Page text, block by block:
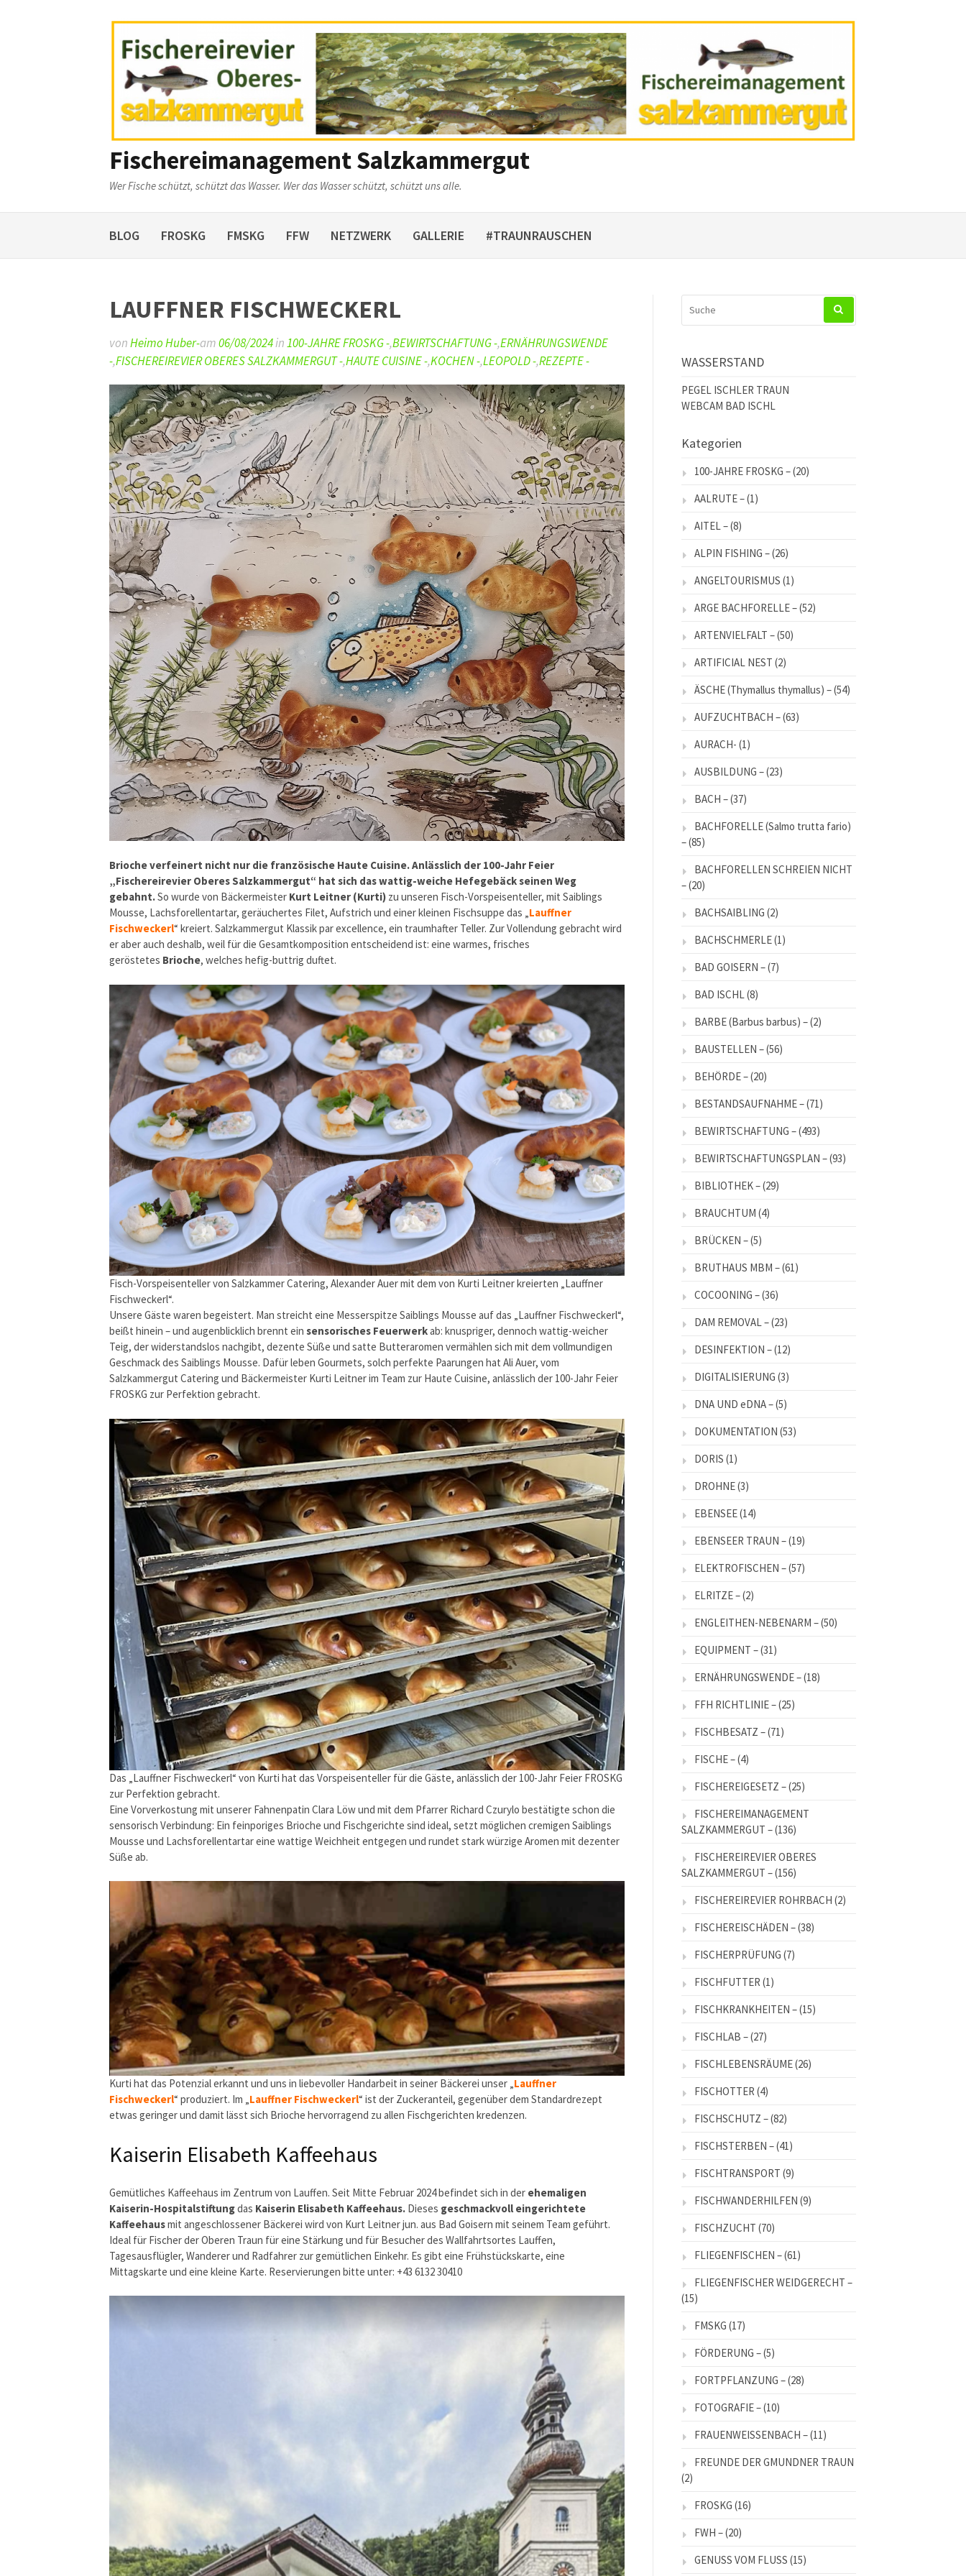
Fischereimanagement Salzkammergut
Wer Fische schützt, schützt das Wasser. Wer das Wasser schützt, schützt uns alle.
BLOG FROSKG FMSKG FFW NETZWERK GALLERIE #TRAUNRAUSCHEN
LAUFFNER FISCHWECKERL
vonHeimo Huber-am06/08/2024in100-JAHRE FROSKG -,BEWIRTSCHAFTUNG -,ERNÄHRUNGSWENDE
-,FISCHEREIREVIER OBERES SALZKAMMERGUT -,HAUTE CUISINE -,KOCHEN -,LEOPOLD -,REZEPTE -
Brioche verfeinert nicht nur die französische Haute Cuisine. Anlässlich der 100-Jahr Feier
„Fischereirevier Oberes Salzkammergut“ hat sich das wattig-weiche Hefegebäck seinen Weg
gebahnt.So wurde von Bäckermeister Kurt Leitner (Kurti) zu unseren Fisch-Vorspeisenteller, mit Saiblings
Mousse, Lachsforellentartar, geräuchertes Filet, Aufstrich und einer kleinen Fischsuppe das „Lauffner
Fischweckerl“ kreiert. Salzkammergut Klassik par excellence, ein traumhafter Teller. Zur Vollendung gebracht wird
er aber auch deshalb, weil für die Gesamtkomposition entscheidend ist: eine warmes, frisches
geröstetes Brioche, welches hefig-buttrig duftet.
Fisch-Vorspeisenteller von Salzkammer Catering, Alexander Auer mit dem von Kurti Leitner kreierten „Lauffner
Fischweckerl“.
Unsere Gäste waren begeistert. Man streicht eine Messerspitze Saiblings Mousse auf das „Lauffner Fischweckerl“,
beißt hinein – und augenblicklich brennt ein sensorisches Feuerwerkab: knuspriger, dennoch wattig-weicher
Teig, der widerstandslos nachgibt, dezente Süße und satte Butteraromen vermählen sich mit dem vollmundigen
Geschmack des Saiblings Mousse. Dafür leben Gourmets, solch perfekte Paarungen hat Ali Auer, vom
Salzkammergut Catering und Bäckermeister Kurti Leitner im Team zur Haute Cuisine, anlässlich der 100-Jahr Feier
FROSKG zur Perfektion gebracht.
Das „Lauffner Fischweckerl“ von Kurti hat das Vorspeisenteller für die Gäste, anlässlich der 100-Jahr Feier FROSKG
zur Perfektion gebracht.
Eine Vorverkostung mit unserer Fahnenpatin Clara Löw und mit dem Pfarrer Richard Czurylo bestätigte schon die
sensorisch Verbindung: Ein feinporiges Brioche und Fischgerichte sind ideal, setzt möglichen cremigen Saiblings
Mousse und Lachsforellentartar eine wattige Weichheit entgegen und rundet stark würzige Aromen mit dezenter
Süße ab.
Kurti hat das Potenzial erkannt und uns in liebevoller Handarbeit in seiner Bäckerei unser „Lauffner
Fischweckerl“ produziert. Im „Lauffner Fischweckerl“ ist der Zuckeranteil, gegenüber dem ­Standardrezept
etwas geringer und damit lässt sich Brioche hervorragend zu allen Fischgerichten kredenzen.
Kaiserin Elisabeth Kaffeehaus
Gemütliches Kaffeehaus im Zentrum von Lauffen. Seit Mitte Februar 2024 befindet sich in der ehemaligen
Kaiserin-Hospitalstiftungdas Kaiserin Elisabeth Kaffeehaus. Dieses geschmackvoll eingerichtete
Kaffeehausmit angeschlossener Bäckerei wird von Kurt Leitner jun. aus Bad Goisern mit seinem Team geführt.
Ideal für Fischer der Oberen Traun für eine Stärkung und für Besucher des Wallfahrtsortes Lauffen,
Tagesausflügler, Wanderer und Radfahrer zur gemütlichen Einkehr. Es gibt eine Frühstückskarte, eine
Mittagskarte und eine kleine Karte. Reservierungen bitte unter: +43 6132 30410
NACH:
WASSERSTAND
PEGEL ISCHLER TRAUN
WEBCAM BAD ISCHL
Kategorien
100-JAHRE FROSKG –(20)
AALRUTE –(1)
AITEL –(8)
ALPIN FISHING –(26)
ANGELTOURISMUS (1)
ARGE BACHFORELLE –(52)
ARTENVIELFALT –(50)
ARTIFICIAL NEST (2)
ÄSCHE (Thymallus thymallus) –(54)
AUFZUCHTBACH –(63)
AURACH- (1)
AUSBILDUNG –(23)
BACH –(37)
BACHFORELLE (Salmo trutta fario)
–(85)
BACHFORELLEN SCHREIEN NICHT
–(20)
BACHSAIBLING (2)
BACHSCHMERLE(1)
BAD GOISERN –(7)
BAD ISCHL(8)
BARBE (Barbus barbus) –(2)
BAUSTELLEN –(56)
BEHÖRDE –(20)
BESTANDSAUFNAHME –(71)
BEWIRTSCHAFTUNG –(493)
BEWIRTSCHAFTUNGSPLAN –(93)
BIBLIOTHEK –(29)
BRAUCHTUM (4)
BRÜCKEN –(5)
BRUTHAUS MBM –(61)
COCOONING –(36)
DAM REMOVAL –(23)
DESINFEKTION –(12)
DIGITALISIERUNG (3)
DNA UND eDNA –(5)
DOKUMENTATION (53)
DORIS (1)
DROHNE(3)
EBENSEE(14)
EBENSEER TRAUN –(19)
ELEKTROFISCHEN –(57)
ELRITZE –(2)
ENGLEITHEN-NEBENARM –(50)
EQUIPMENT –(31)
ERNÄHRUNGSWENDE –(18)
FFH RICHTLINIE –(25)
FISCHBESATZ –(71)
FISCHE –(4)
FISCHEREIGESETZ –(25)
FISCHEREIMANAGEMENT
SALZKAMMERGUT –(136)
FISCHEREIREVIER OBERES
SALZKAMMERGUT –(156)
FISCHEREIREVIER ROHRBACH (2)
FISCHEREISCHÄDEN –(38)
FISCHERPRÜFUNG (7)
FISCHFUTTER (1)
FISCHKRANKHEITEN –(15)
FISCHLAB –(27)
FISCHLEBENSRÄUME(26)
FISCHOTTER (4)
FISCHSCHUTZ –(82)
FISCHSTERBEN –(41)
FISCHTRANSPORT (9)
FISCHWANDERHILFEN (9)
FISCHZUCHT (70)
FLIEGENFISCHEN –(61)
FLIEGENFISCHER WEIDGERECHT –
(15)
FMSKG (17)
FÖRDERUNG –(5)
FORTPFLANZUNG –(28)
FOTOGRAFIE –(10)
FRAUENWEISSENBACH –(11)
FREUNDE DER GMUNDNER TRAUN
(2)
FROSKG (16)
FWH –(20)
GENUSS VOM FLUSS (15)